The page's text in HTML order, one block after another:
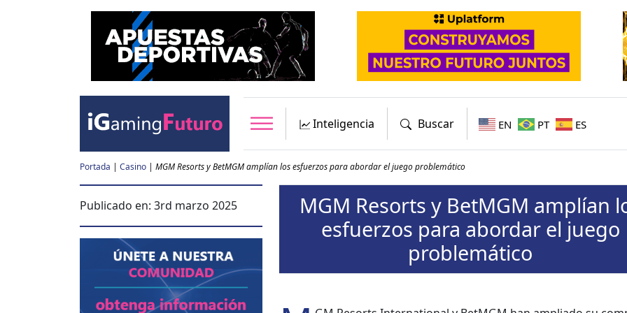
Inteligencia Buscar EN PT ES
Portada | Casino | MGM Resorts y BetMGM amplían los esfuerzos para abordar el juego problemático
MGM Resorts y BetMGM amplían
esfuerzos para abordar el juego
problemático
Publicado en: 3rd marzo 2025